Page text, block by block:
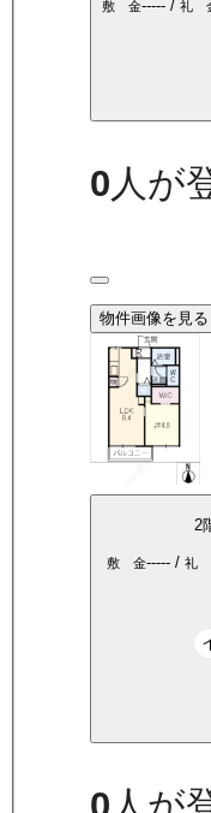
敷 金----- / 礼
0人が
物件画像を見る
2
敷 金-----/ 礼